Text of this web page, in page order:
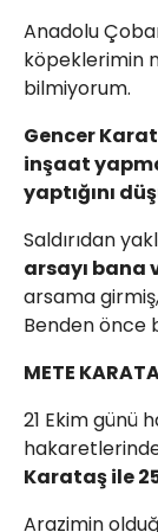
Anadolu
köpeklerimin
bilmiyorum.
Gencer
inşaat
yaptığını
Saldırıdan
arsayı bana
arsama
Benden önce
METE
21 Ekim günü
Karataş ile
Arazimin